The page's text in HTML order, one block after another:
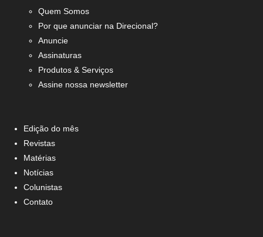
Quem Somos
Por que anunciar na Direcional?
Anuncie
Assinaturas
Produtos & Serviços
Assine nossa newsletter
Edição do mês
Revistas
Matérias
Notícias
Colunistas
Contato